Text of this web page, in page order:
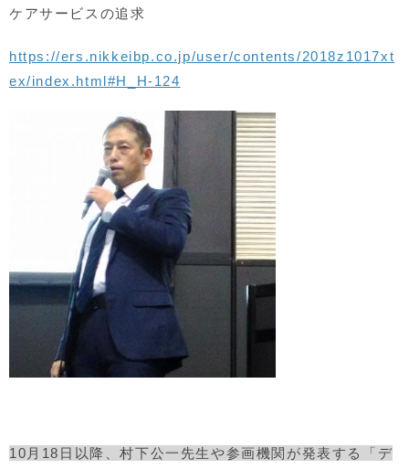
ケアサービスの追求
https://ers.nikkeibp.co.jp/user/contents/2018z1017xt
ex/index.html#H_H-124
10月18日以降、村下公一先生や参画機関が発表する「デ